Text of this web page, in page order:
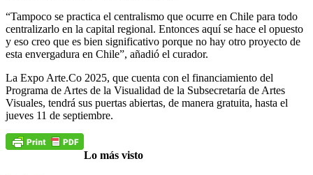
“Tampoco se practica el centralismo que ocurre en Chile para todo
centralizarlo en la capital regional. Entonces aquí se hace el opuesto
y eso creo que es bien significativo porque no hay otro proyecto de
esta envergadura en Chile”, añadió el curador.
La Expo Arte.Co 2025, que cuenta con el financiamiento del
Programa de Artes de la Visualidad de la Subsecretaría de Artes
Visuales, tendrá sus puertas abiertas, de manera gratuita, hasta el
jueves 11 de septiembre.
Lo más visto